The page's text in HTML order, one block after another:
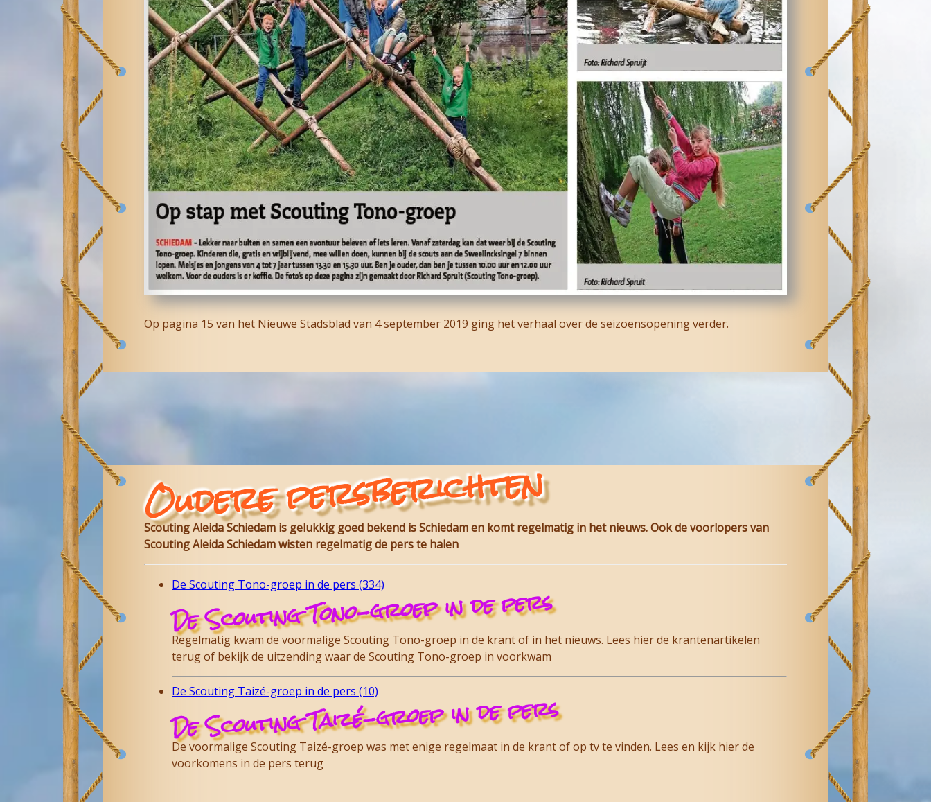
Op pagina 15 van het Nieuwe Stadsblad van 4 september 2019 ging het verhaal over de seizoensopening verder.
Oudere persberichten
Scouting Aleida Schiedam is gelukkig goed bekend is Schiedam en komt regelmatig in het nieuws. Ook de voorlopers van
Scouting Aleida Schiedam wisten regelmatig de pers te halen
De Scouting Tono-groep in de pers (334)
De Scouting Tono-groep in de pers
Regelmatig kwam de voormalige Scouting Tono-groep in de krant of in het nieuws. Lees hier de krantenartikelen
terug of bekijk de uitzending waar de Scouting Tono-groep in voorkwam
De Scouting Taizé-groep in de pers (10)
De Scouting Taizé-groep in de pers
De voormalige Scouting Taizé-groep was met enige regelmaat in de krant of op tv te vinden. Lees en kijk hier de
voorkomens in de pers terug